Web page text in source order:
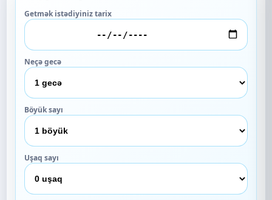
Getmək istədiyiniz tarix
Neçə gecə
Böyük sayı
Uşaq sayı